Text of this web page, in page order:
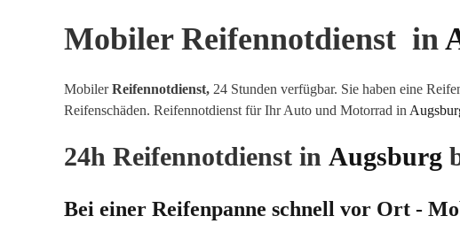
Mobiler Reifennotdienst in
MobilerReifennotdienst, 24 Stunden verfügbar. Sie haben eine
Reifenschäden. Reifennotdienst für Ihr Auto und Motorrad in
24h Reifennotdienst in Augsburg
Bei einer Reifenpanne schnell vor Ort -